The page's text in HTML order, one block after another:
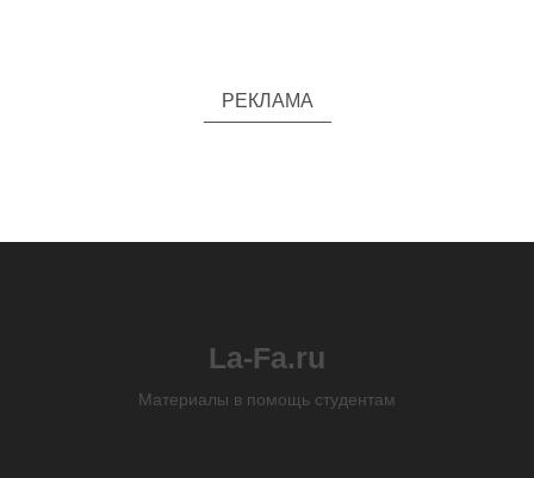
РЕКЛАМА
La-Fa.ru
Материалы в помощь студентам